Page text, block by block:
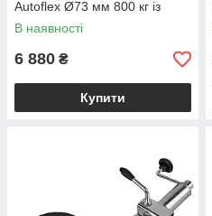
Autoflex Ø73 мм 800 кг із
сталевим диском XS022
В наявності
6 880 ₴
Купити